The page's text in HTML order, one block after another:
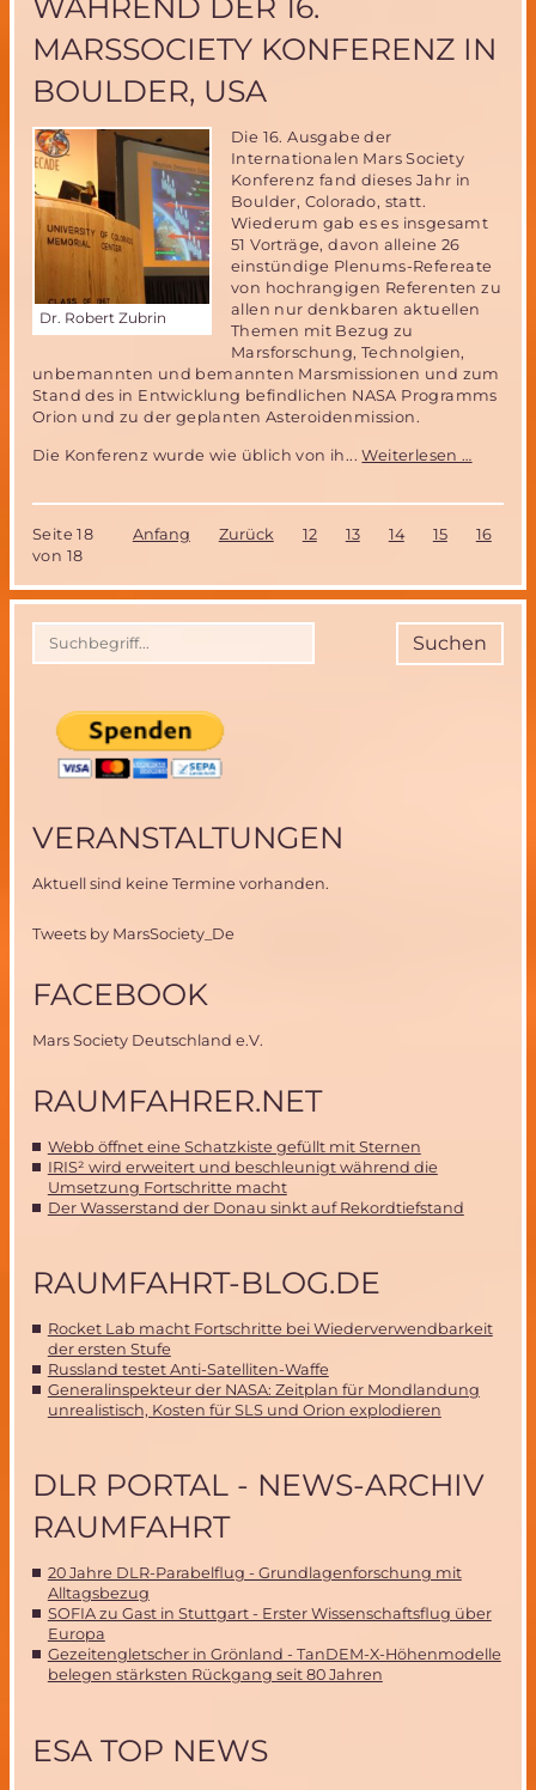
WÄHREND DER 16.
MARSSOCIETY KONFERENZ IN
BOULDER, USA
Dr. Robert Zubrin
Die 16. Ausgabe der
Internationalen Mars Society
Konferenz fand dieses Jahr in
Boulder, Colorado, statt.
Wiederum gab es es insgesamt
51 Vorträge, davon alleine 26
einstündige Plenums-Refereate
von hochrangigen Referenten zu
allen nur denkbaren aktuellen
Themen mit Bezug zu
Marsforschung, Technolgien,
unbemannten und bemannten Marsmissionen und zum
Stand des in Entwicklung befindlichen NASA Programms
Orion und zu der geplanten Asteroidenmission.
Die Konferenz wurde wie üblich von ih...Weiterlesen …
16.
in
USA
Seite 18
von 18
Anfang Zurück 12 13 14 15 16
Suchen
VERANSTALTUNGEN
Aktuell sind keine Termine vorhanden.
Tweets by MarsSociety_De
FACEBOOK
Mars Society Deutschland e.V.
RAUMFAHRER.NET
Webb öffnet eine Schatzkiste gefüllt mit Sternen
IRIS² wird erweitert und beschleunigt während die
Umsetzung Fortschritte macht
Der Wasserstand der Donau sinkt auf Rekordtiefstand
RAUMFAHRT-BLOG.DE
Rocket Lab macht Fortschritte bei Wiederverwendbarkeit
der ersten Stufe
Russland testet Anti-Satelliten-Waffe
Generalinspekteur der NASA: Zeitplan für Mondlandung
unrealistisch, Kosten für SLS und Orion explodieren
DLR PORTAL - NEWS-ARCHIV
RAUMFAHRT
20 Jahre DLR-Parabelflug - Grundlagenforschung mit
Alltagsbezug
SOFIA zu Gast in Stuttgart - Erster Wissenschaftsflug über
Europa
Gezeitengletscher in Grönland - TanDEM-X-Höhenmodelle
belegen stärksten Rückgang seit 80 Jahren
ESA TOP NEWS